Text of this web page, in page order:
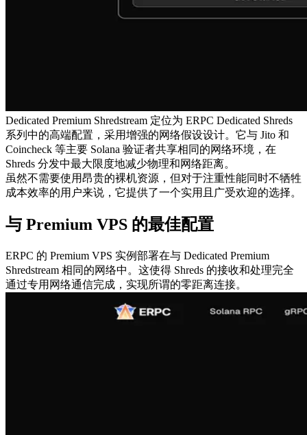
Dedicated Premium Shredstream 定位为 ERPC Dedicated Shreds
系列中的高端配置，采用增强的网络假设设计。它与 Jito 和
Coincheck 等主要 Solana 验证者共享相同的网络环境，在
Shreds 分发中最大限度地减少物理和网络距离。
虽然不需要使用昂贵的裸机资源，但对于注重性能同时不牺牲
成本效率的用户来说，它提供了一个实用且广受欢迎的选择。
与 Premium VPS 的最佳配置
ERPC 的 Premium VPS 实例部署在与 Dedicated Premium
Shredstream 相同的网络中。这使得 Shreds 的接收和处理完全
通过专用网络通信完成，实现所谓的零距离连接。